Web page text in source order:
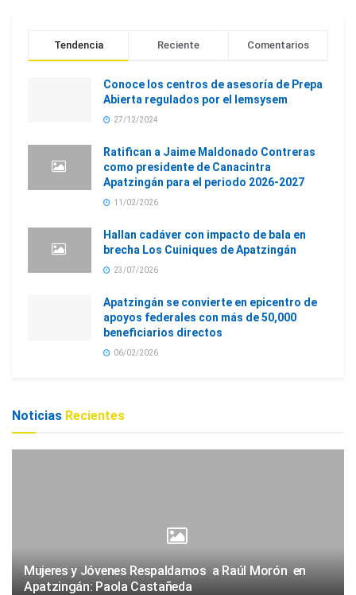
Tendencia Reciente Comentarios
Conoce los centros de asesoría de Prepa
Abierta regulados por el Iemsysem
27/12/2024
Ratifican a Jaime Maldonado Contreras
como presidente de Canacintra
Apatzingán para el periodo 2026-2027
11/02/2026
Hallan cadáver con impacto de bala en
brecha Los Cuiniques de Apatzingán
23/07/2026
Apatzingán se convierte en epicentro de
apoyos federales con más de 50,000
beneficiarios directos
06/02/2026
Noticias Recientes
Mujeres y Jóvenes Respaldamos a Raúl Morón en
Apatzingán: Paola Castañeda